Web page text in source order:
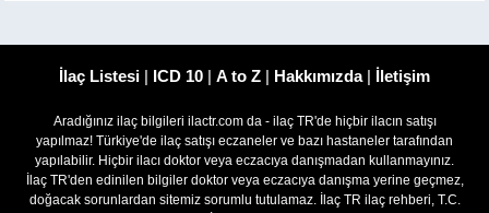
İlaç Listesi | ICD 10 | A to Z | Hakkımızda| İletişim
Aradığınız ilaç bilgileri ilactr.com da - ilaç TR'de hiçbir ilacın satışı
yapılmaz! Türkiye'de ilaç satışı eczaneler ve bazı hastaneler tarafından
yapılabilir. Hiçbir ilacı doktor veya eczacıya danışmadan kullanmayınız.
İlaç TR'den edinilen bilgiler doktor veya eczacıya danışma yerine geçmez,
doğacak sorunlardan sitemiz sorumlu tutulamaz. İlaç TR ilaç rehberi, T.C.